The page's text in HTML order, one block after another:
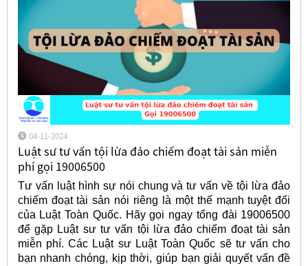
04-11-2024
Luật sư tư vấn tội lừa đảo chiếm đoạt tài sản miễn
phí gọi 19006500
Tư vấn luật hình sự nói chung và tư vấn về tội lừa đảo
chiếm đoạt tài sản nói riêng là một thế mạnh tuyệt đối
của Luật Toàn Quốc. Hãy gọi ngay tổng đài 19006500
để gặp Luật sư tư vấn tội lừa đảo chiếm đoạt tài sản
miễn phí. Các Luật sư Luật Toàn Quốc sẽ tư vấn cho
bạn nhanh chóng, kịp thời, giúp bạn giải quyết vấn đề